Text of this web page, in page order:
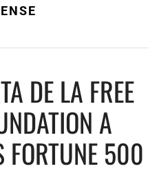
DE LA FREE
A
FORTUNE 500